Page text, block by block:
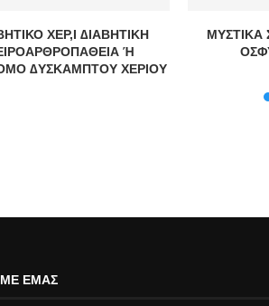
ΧΕΡ,Ι ∆ΙΑΒΗΤΙΚΗ
Ή
∆ΥΣΚΑΜΠΤΟΥ ΧΕΡΙΟΥ
ΜΥΣΤΙΚΑ
ΜΕ ΕΜΆΣ